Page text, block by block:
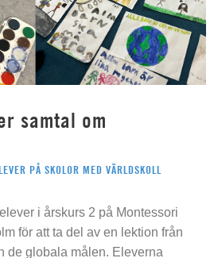
samtal om
PÅ SKOLOR MED VÄRLDSKOLL
i årskurs 2 på Montessori
för att ta del av en lektion från
de globala målen. Eleverna